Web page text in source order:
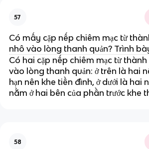
57
Có mấy cặp nếp chiêm mạc từ
nhô vào lòng thanh quản? Trình
Có hai cặp nếp chiêm mạc từ
vào lòng thanh quản: ở trên là hai
hạn nên khe tiền đình, ở dưới là hai
nằm ở hai bên của phần trước khe
58